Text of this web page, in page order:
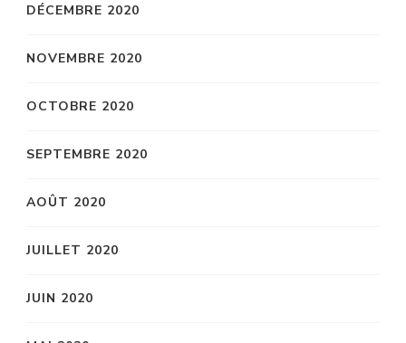
DÉCEMBRE 2020
NOVEMBRE 2020
OCTOBRE 2020
SEPTEMBRE 2020
AOÛT 2020
JUILLET 2020
JUIN 2020